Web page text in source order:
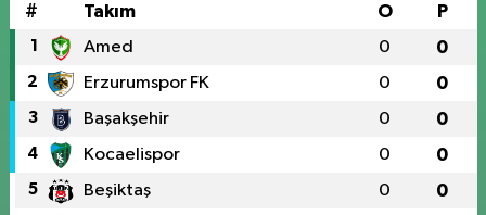
# Takım O P
1 Amed 0 0
2 Erzurumspor FK 0 0
3 Başakşehir 0 0
4 Kocaelispor 0 0
5 Beşiktaş 0 0